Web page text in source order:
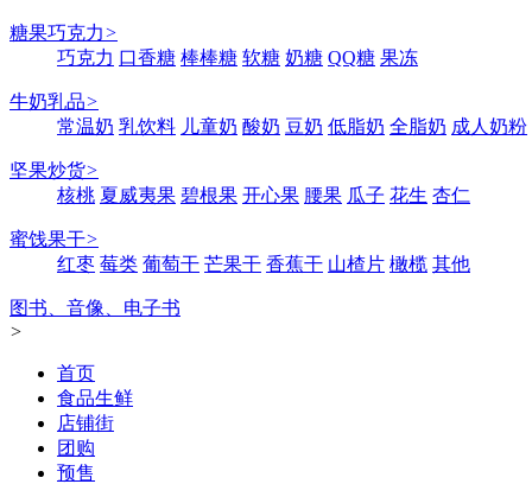
糖果巧克力>
巧克力 口香糖 棒棒糖 软糖 奶糖 QQ糖 果冻
牛奶乳品>
常温奶 乳饮料 儿童奶 酸奶 豆奶 低脂奶 全脂奶 成人奶粉
坚果炒货>
核桃 夏威夷果 碧根果 开心果 腰果 瓜子 花生 杏仁
蜜饯果干>
红枣 莓类 葡萄干 芒果干 香蕉干 山楂片 橄榄 其他
图书、音像、电子书
>
首页
食品生鲜
店铺街
团购
预售